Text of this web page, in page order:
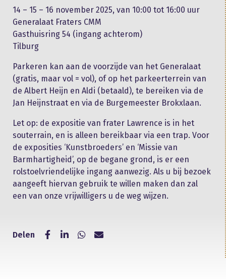
14 – 15 – 16 november 2025, van 10:00 tot 16:00 uur
Generalaat Fraters CMM
Gasthuisring 54 (ingang achterom)
Tilburg
Parkeren kan aan de voorzijde van het Generalaat
(gratis, maar vol = vol), of op het parkeerterrein van
de Albert Heijn en Aldi (betaald), te bereiken via de
Jan Heijnstraat en via de Burgemeester Brokxlaan.
Let op: de expositie van frater Lawrence is in het
souterrain, en is alleen bereikbaar via een trap. Voor
de exposities ‘Kunstbroeders’ en ‘Missie van
Barmhartigheid’, op de begane grond, is er een
rolstoelvriendelijke ingang aanwezig. Als u bij bezoek
aangeeft hiervan gebruik te willen maken dan zal
een van onze vrijwilligers u de weg wijzen.
Delen